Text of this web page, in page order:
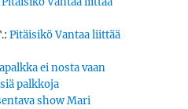
:Pitäisikö Vantaa liittää
ei nosta vaan
palkkoja
show Mari